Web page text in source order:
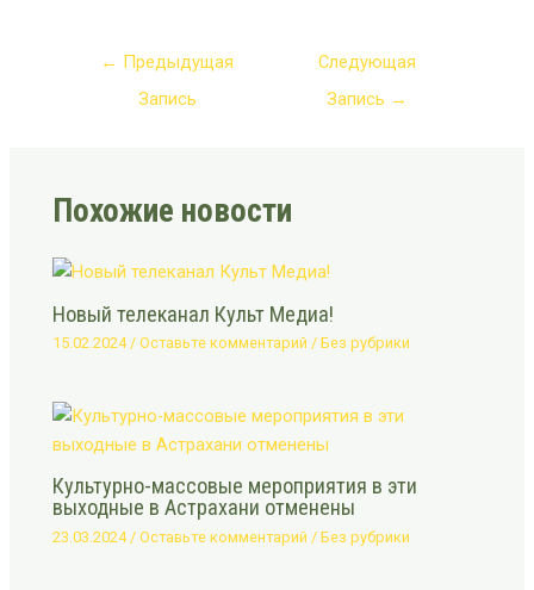
← Предыдущая
Запись
Следующая
Запись →
Похожие новости
Новый телеканал Культ Медиа!
15.02.2024/Оставьте комментарий /Без рубрики
Культурно-массовые мероприятия в эти
выходные в Астрахани отменены
23.03.2024 /Оставьте комментарий /Без рубрики